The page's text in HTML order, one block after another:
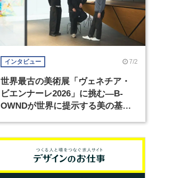
インタビュー 7/2
世界最古の美術展「ヴェネチア・
ビエンナーレ2026」に挑む―B-
OWNDが世界に提示する美の基準